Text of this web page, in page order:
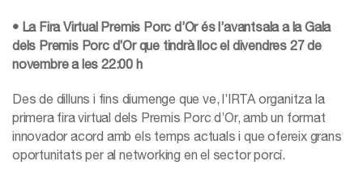
• La Fira Virtual Premis Porc d’Or és l’avantsala a la Gala
dels Premis Porc d’Or que tindrà lloc el divendres 27 de
novembre a les 22:00 h
Des de dilluns i fins diumenge que ve, l’IRTA organitza la
primera fira virtual dels Premis Porc d’Or, amb un format
innovador acord amb els temps actuals i que ofereix grans
oportunitats per al networking en el sector porcí.